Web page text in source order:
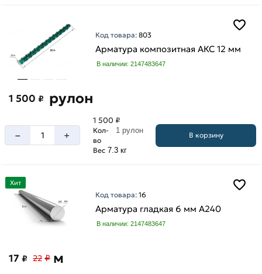
Код товара:803
Арматура композитная АКС 12 мм
В наличии: 2147483647
1 500 ₽ рулон
– +
1 500 ₽
Кол-
во
1 рулон
Вес 7.3 кг
В корзину
Хит
Код товара:16
Арматура гладкая 6 мм A240
В наличии: 2147483647
17 ₽ 22 ₽ м